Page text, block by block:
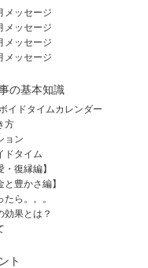
メッセージ
メッセージ
メッセージ
メッセージ
の基本知識
イドタイムカレンダー
方
ョン
ドタイム
復縁編】
豊かさ編】
ら。。。
効果とは？
ト